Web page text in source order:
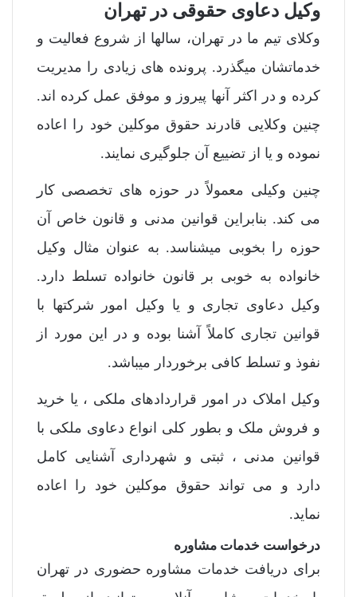
وکیل دعاوی حقوقی در تهران
وکلای تیم ما در تهران، سالها از شروع فعالیت و
خدماتشان میگذرد. پرونده های زیادی را مدیریت
کرده و در اکثر آنها پیروز و موفق عمل کرده اند.
چنین وکلایی قادرند حقوق موکلین خود را اعاده
نموده و یا از تضییع آن جلوگیری نمایند.
چنین وکیلی معمولاً در حوزه های تخصصی کار
می کند. بنابراین قوانین مدنی و قانون خاص آن
حوزه را بخوبی میشناسد. به عنوان مثال وکیل
خانواده به خوبی بر قانون خانواده تسلط دارد.
وکیل دعاوی تجاری و یا وکیل امور شرکتها با
قوانین تجاری کاملاً آشنا بوده و در این مورد از
نفوذ و تسلط کافی برخوردار میباشد.
وکیل املاک در امور قراردادهای ملکی ، یا خرید
و فروش ملک و بطور کلی انواع دعاوی ملکی با
قوانین مدنی ، ثبتی و شهرداری آشنایی کامل
دارد و می تواند حقوق موکلین خود را اعاده
نماید.
درخواست خدمات مشاوره
برای دریافت خدمات مشاوره حضوری در تهران